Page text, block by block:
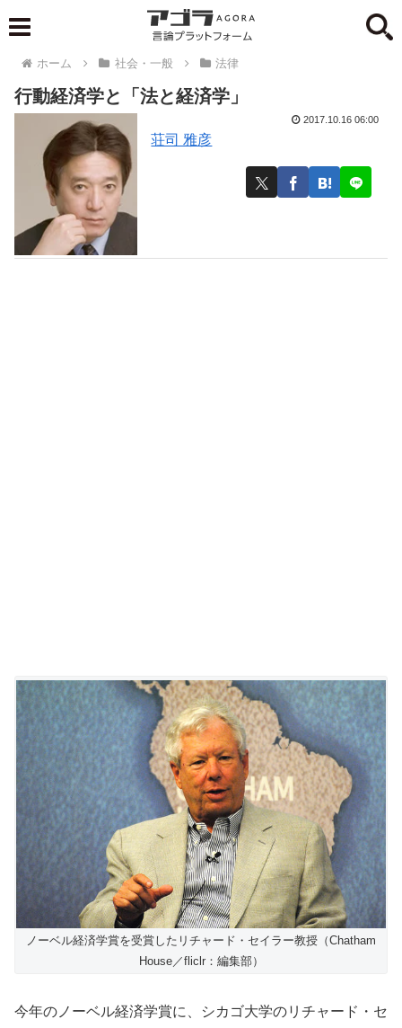
ホーム 社会・一般 法律
行動経済学と「法と経済学」
荘司 雅彦
2017.10.16 06:00
ノーベル経済学賞を受賞したリチャード・セイラー教授（Chatham
House／fliclr：編集部）
今年のノーベル経済学賞に、シカゴ大学のリチャード・セ